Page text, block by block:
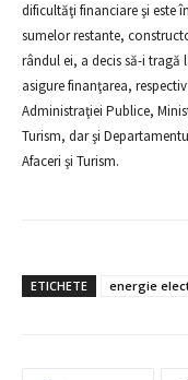
dificultăţi financiare şi este
sumelor restante,
rândul ei, a decis să-i tragă
asigure finanţarea,
Administraţiei Publice,
Turism, dar şi
Afaceri şi Turism.
ETICHETE energie